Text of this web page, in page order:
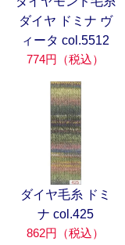
ダイヤ ドミナ ヴ
ィータ col.5512
774円（税込）
ダイヤ毛糸 ドミ
ナ col.425
862円（税込）